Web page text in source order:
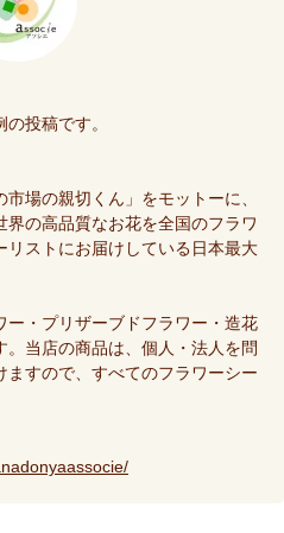
投稿です。
場の親切くん」をモットーに、
の高品質なお花を全国のフラワ
リストにお届けしている日本最大
・プリザーブドフラワー・造花
当店の商品は、個人・法人を問
すので、すべてのフラワーシー